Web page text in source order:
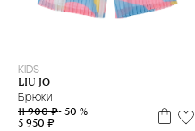
KIDS
LIU JO
Брюки
11 900 ₽- 50 %
5 950 ₽